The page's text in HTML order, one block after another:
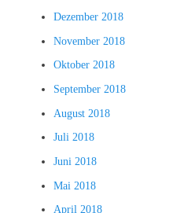
Dezember 2018
November 2018
Oktober 2018
September 2018
August 2018
Juli 2018
Juni 2018
Mai 2018
April 2018